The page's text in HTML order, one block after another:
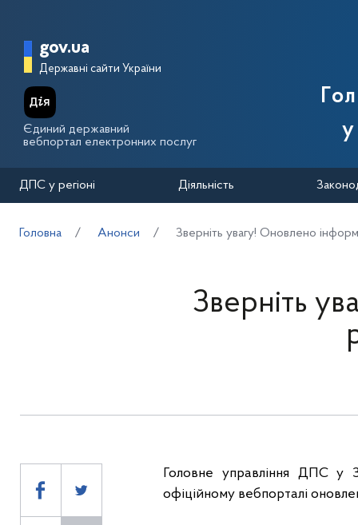
Головна сторінка Державної
gov.ua
Державні сайти України
Єдиний державний
вебпортал електронних послуг
ДПС у регіоні Діяльність
Головна Анонси Зверніть увагу! Оновлено
Зверніть
Головне управління ДПС у
офіційному вебпорталі